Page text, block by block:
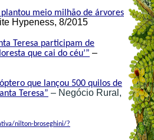
meio milhão de árvores
Hypeness, 8/2015
Teresa participam de
que cai do céu’” –
que lançou 500 quilos de
Teresa” – Negócio Rural,
nilton-broseghini/?